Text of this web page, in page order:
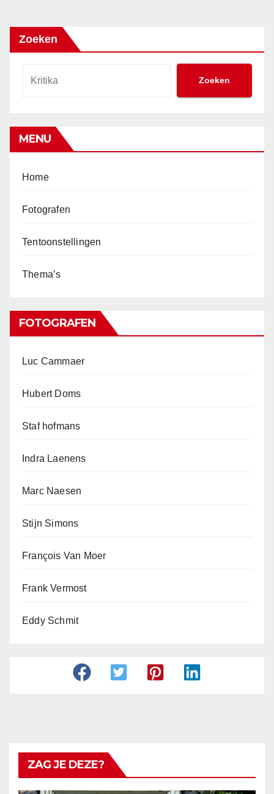
Zoeken
Zoeken
MENU
Home
Fotografen
Tentoonstellingen
Thema’s
FOTOGRAFEN
Luc Cammaer
Hubert Doms
Staf hofmans
Indra Laenens
Marc Naesen
Stijn Simons
François Van Moer
Frank Vermost
Eddy Schmit
ZAG JE DEZE?